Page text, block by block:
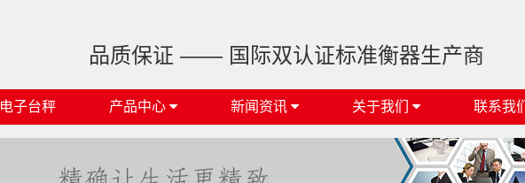
品质保证 —— 国际双认证标准衡器生产商
电子台秤 产品中心 新闻资讯 关于我们 联系我们